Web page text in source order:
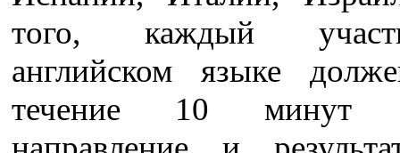
того, каждый
английском языке
течение 10 минут